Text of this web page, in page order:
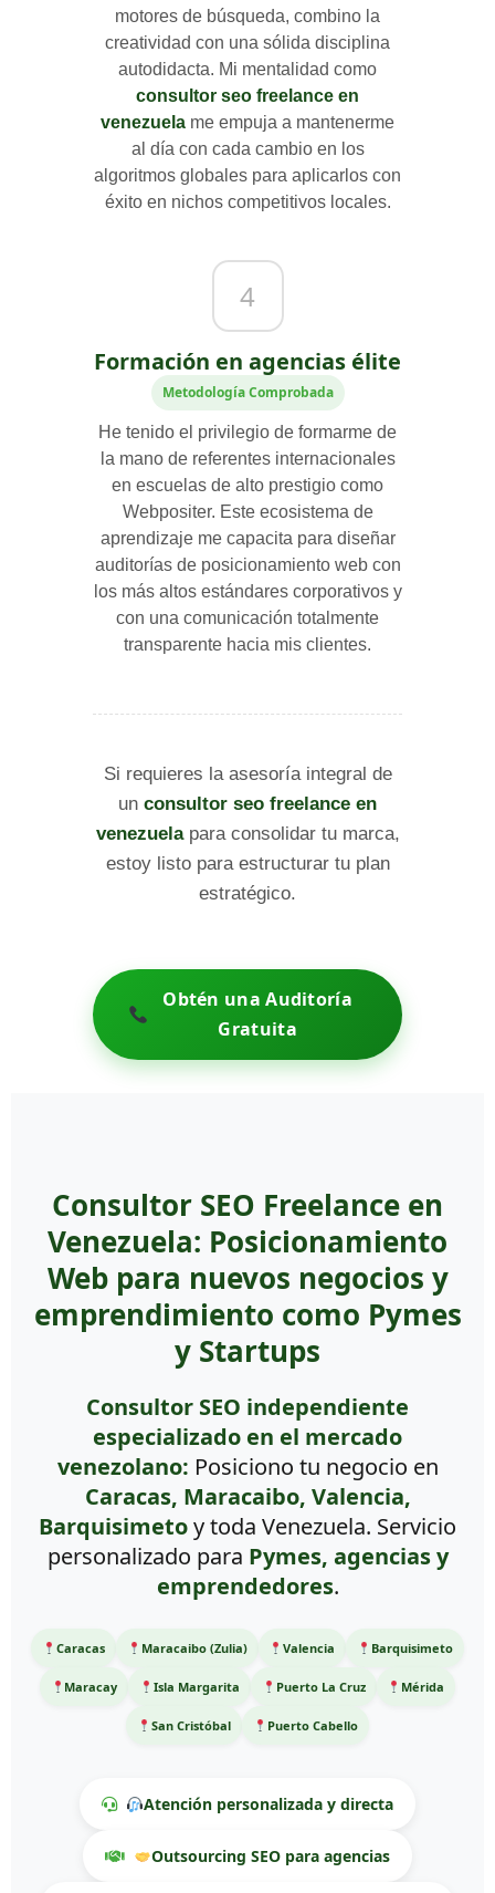
motores de búsqueda, combino la
creatividad con una sólida disciplina
autodidacta. Mi mentalidad como
consultor seo freelance en
venezuela me empuja a mantenerme
al día con cada cambio en los
algoritmos globales para aplicarlos con
éxito en nichos competitivos locales.
4
Formación en agencias élite
Metodología Comprobada
He tenido el privilegio de formarme de
la mano de referentes internacionales
en escuelas de alto prestigio como
Webpositer. Este ecosistema de
aprendizaje me capacita para diseñar
auditorías de posicionamiento web con
los más altos estándares corporativos y
con una comunicación totalmente
transparente hacia mis clientes.
Si requieres la asesoría integral de
un consultor seo freelance en
venezuelapara consolidar tu marca,
estoy listo para estructurar tu plan
estratégico.
Obtén una Auditoría
Gratuita
Consultor SEO Freelance en
Venezuela: Posicionamiento
Web para nuevos negocios y
emprendimiento como Pymes
y Startups
Consultor SEO independiente
especializado en el mercado
venezolano: Posiciono tu negocio en
Caracas, Maracaibo, Valencia,
Barquisimetoy toda Venezuela. Servicio
personalizado para Pymes, agencias y
emprendedores.
Caracas Maracaibo (Zulia) Valencia Barquisimeto
Maracay Isla Margarita Puerto La Cruz Mérida
San Cristóbal Puerto Cabello
Atención personalizada y directa
Outsourcing SEO para agencias